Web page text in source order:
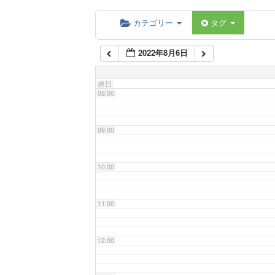
カテゴリー タグ
2022年8月6日
終日
07:00
08:00
09:00
10:00
11:00
12:00